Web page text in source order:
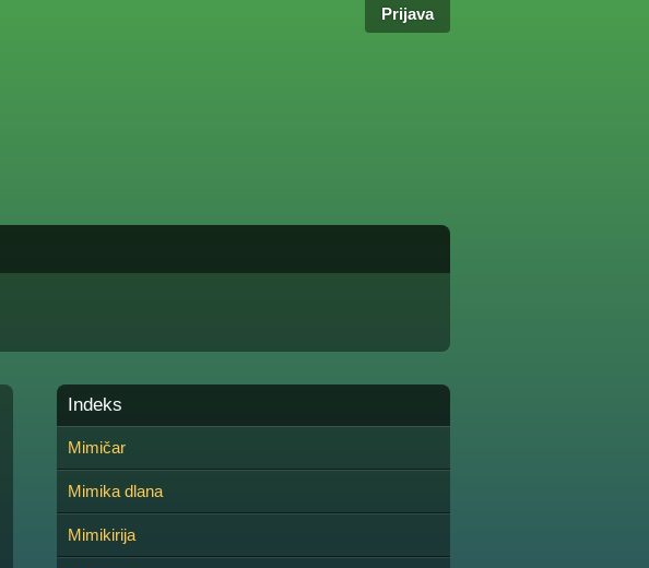
Prijava
Indeks
Mimičar
Mimika dlana
Mimikirija